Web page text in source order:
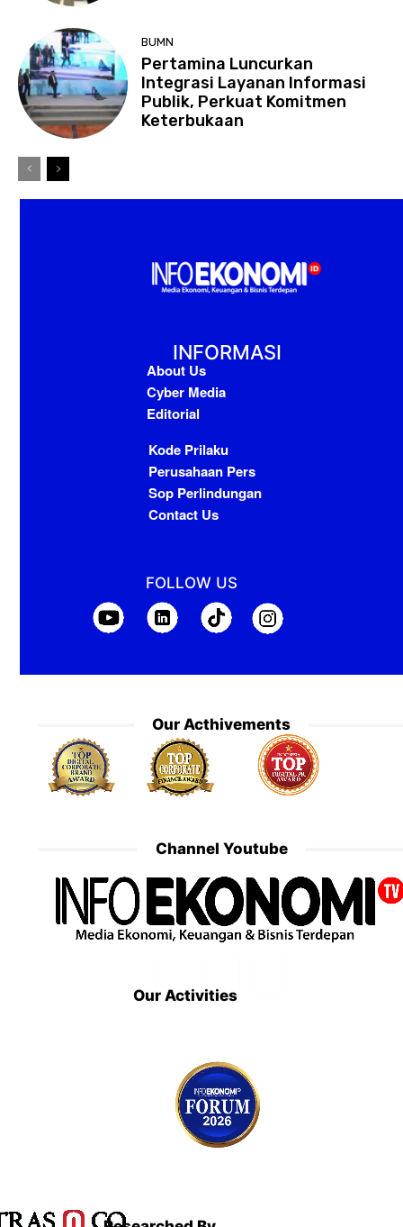
BUMN
Pertamina Luncurkan
Integrasi Layanan Informasi
Publik, Perkuat Komitmen
Keterbukaan
INFORMASI
About Us
Cyber Media
Editorial
Kode Prilaku
Perusahaan Pers
Sop Perlindungan
Contact Us
FOLLOW US
Our Acthivements
Channel Youtube
Our Activities